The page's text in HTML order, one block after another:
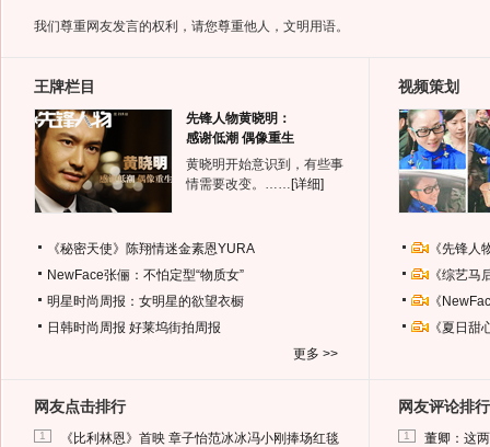
我们尊重网友发言的权利，请您尊重他人，文明用语。
王牌栏目
先锋人物黄晓明：
感谢低潮 偶像重生
黄晓明开始意识到，有些事
情需要改变。…… [详细]
《秘密天使》陈翔情迷金素恩YURA
NewFace张俪：不怕定型“物质女”
明星时尚周报：女明星的欲望衣橱
日韩时尚周报 好莱坞街拍周报
更多 >>
视频策划
《先锋
《综艺
《
《夏日
网友点击排行
1 《比利林恩》首映 章子怡范冰冰冯小刚捧场红毯
网友评论排行
1 董卿：这